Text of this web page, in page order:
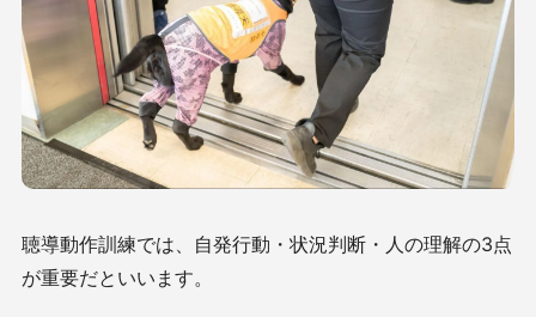
聴導動作訓練では、自発行動・状況判断・人の理解の3点
が重要だといいます。